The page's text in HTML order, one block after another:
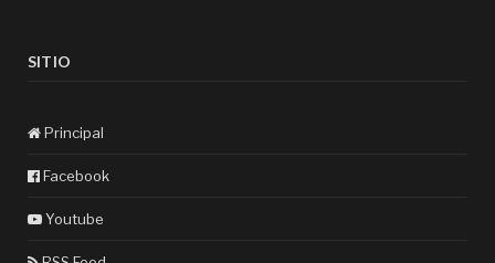
SITIO
Principal
Facebook
Youtube